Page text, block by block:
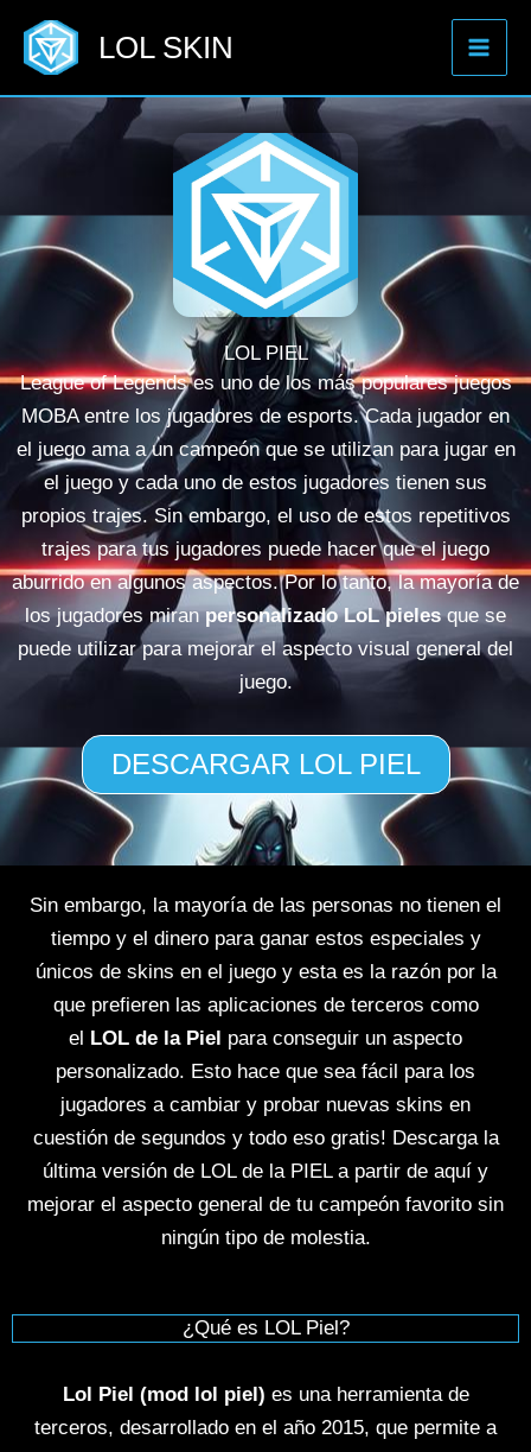
contenido
LOL SKIN
LOL PIEL
League of Legends es uno de los más populares juegos
MOBA entre los jugadores de esports. Cada jugador en
el juego ama a un campeón que se utilizan para jugar en
el juego y cada uno de estos jugadores tienen sus
propios trajes. Sin embargo, el uso de estos repetitivos
trajes para tus jugadores puede hacer que el juego
aburrido en algunos aspectos. Por lo tanto, la mayoría de
los jugadores miranpersonalizado LoL pielesque se
puede utilizar para mejorar el aspecto visual general del
juego.
DESCARGAR LOL PIEL
Sin embargo, la mayoría de las personas no tienen el
tiempo y el dinero para ganar estos especiales y
únicos de skins en el juego y esta es la razón por la
que prefieren las aplicaciones de terceros como
el LOL de la Piel para conseguir un aspecto
personalizado. Esto hace que sea fácil para los
jugadores a cambiar y probar nuevas skins en
cuestión de segundos y todo eso gratis! Descarga la
última versión de LOL de la PIEL a partir de aquí y
mejorar el aspecto general de tu campeón favorito sin
ningún tipo de molestia.
¿Qué es LOL Piel?
Lol Piel (mod lol piel) es una herramienta de
terceros, desarrollado en el año 2015, que permite a